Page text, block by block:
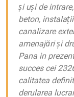
și uși de
beton,
canalizare
amenajări și
Pana in
succes cei
calitatea
derularea